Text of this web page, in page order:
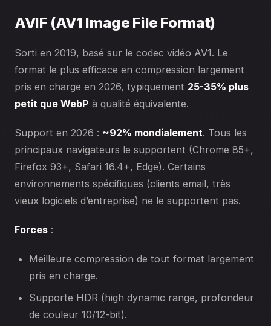
AVIF (AV1 Image File Format)
Sorti en 2019, basé sur le codec vidéo AV1. Le
format le plus efficace en compression largement
pris en charge en 2026, typiquement 25-35% plus
petit que WebP à qualité équivalente.
Support en 2026 : ~92% mondialement. Tous les
principaux navigateurs le supportent (Chrome 85+,
Firefox 93+, Safari 16.4+, Edge). Certains
environnements spécifiques (clients email, très
vieux logiciels d’entreprise) ne le supportent pas.
Forces :
Meilleure compression de tout format largement
pris en charge.
Supporte HDR (high dynamic range, profondeur
de couleur 10/12-bit).